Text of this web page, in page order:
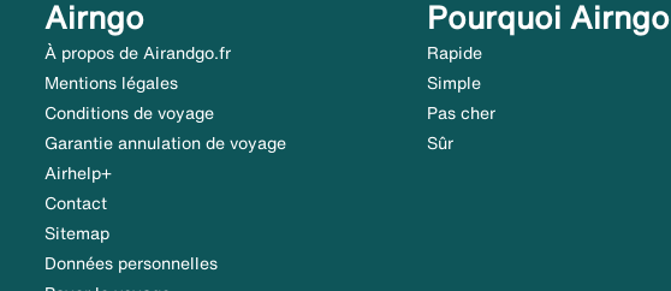
Airngo
À propos de Airandgo.fr
Mentions légales
Conditions de voyage
Garantie annulation de voyage
Airhelp+
Contact
Sitemap
Données personnelles
Pourquoi Airngo
Rapide
Simple
Pas cher
Sûr